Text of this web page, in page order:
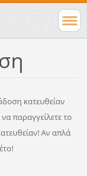
κατευθείαν
παραγγείλετε το
Αν απλά